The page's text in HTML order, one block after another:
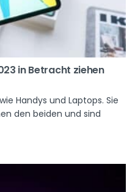
in Betracht ziehen
Handys und Laptops. Sie
den beiden und sind